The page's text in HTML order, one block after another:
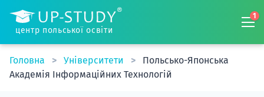
центр польської освіти
1
Головна Університети
Польсько-Японська
Академія Інформаційних Технологій